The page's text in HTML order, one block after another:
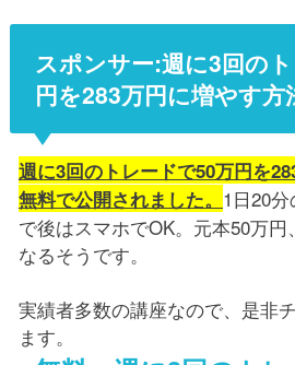
スポンサー:週に3回の
円を283万円に増やす方
週に3回のトレードで50万円を
無料で公開されました。 1日20
で後はスマホでOK。元本50万
なるそうです。
実績者多数の講座なので、是非
ます。